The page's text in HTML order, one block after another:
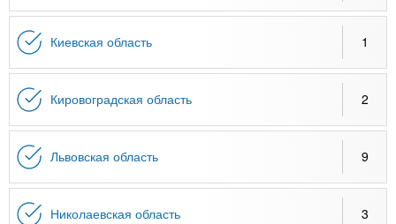
Киевская область 1
Кировоградская область 2
Львовская область 9
Николаевская область 3